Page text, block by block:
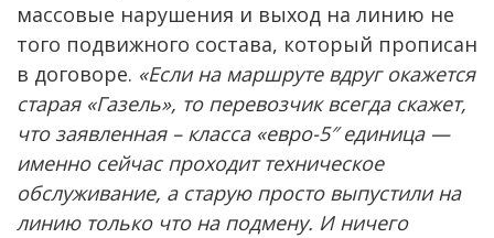
массовые нарушения и выход на линию не
того подвижного состава, который прописан
в договоре. «Если на маршруте вдруг окажется
старая «Газель», то перевозчик всегда скажет,
что заявленная – класса «евро-5″ единица —
именно сейчас проходит техническое
обслуживание, а старую просто выпустили на
линию только что на подмену. И ничего